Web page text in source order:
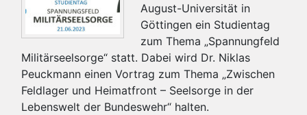
August-Universität in
Göttingen ein Studientag
zum Thema „Spannungfeld
Militärseelsorge“ statt. Dabei wird Dr. Niklas
Peuckmann einen Vortrag zum Thema „Zwischen
Feldlager und Heimatfront – Seelsorge in der
Lebenswelt der Bundeswehr“ halten.